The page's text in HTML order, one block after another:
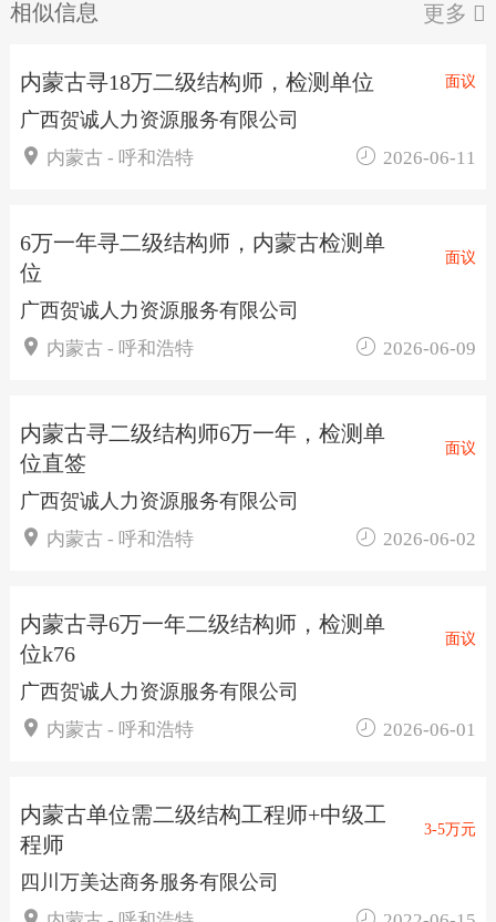
相似信息 更多 
内蒙古寻18万二级结构师，检测单位 面议
广西贺诚人力资源服务有限公司
 内蒙古 - 呼和浩特  2026-06-11
6万一年寻二级结构师，内蒙古检测单
位
面议
广西贺诚人力资源服务有限公司
 内蒙古 - 呼和浩特  2026-06-09
内蒙古寻二级结构师6万一年，检测单
位直签
面议
广西贺诚人力资源服务有限公司
 内蒙古 - 呼和浩特  2026-06-02
内蒙古寻6万一年二级结构师，检测单
位k76
面议
广西贺诚人力资源服务有限公司
 内蒙古 - 呼和浩特  2026-06-01
内蒙古单位需二级结构工程师+中级工
程师
3-5万元
四川万美达商务服务有限公司
 